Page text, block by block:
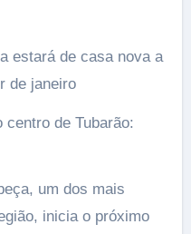
estará de casa nova a
de janeiro
centro de Tubarão:
um dos mais
inicia o próximo